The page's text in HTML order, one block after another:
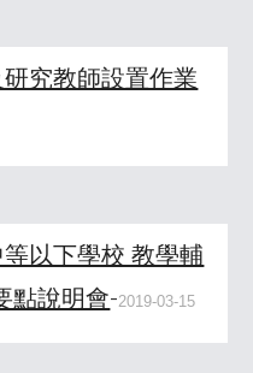
究教師設置作業
以下學校 教學輔
點說明會-2019-03-15